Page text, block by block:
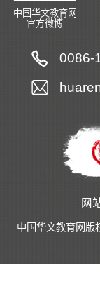
中国华文教育网
官方微博
0086-
网
中国华文教育网版